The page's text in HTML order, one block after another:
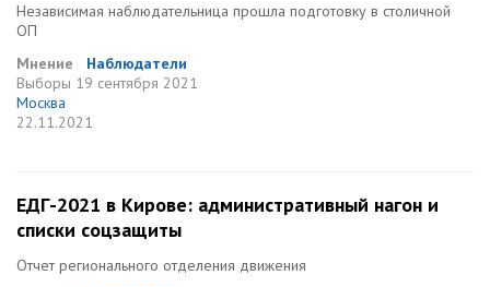
Независимая наблюдательница прошла подготовку в столичной
ОП
Мнение
Наблюдатели
Выборы 19 сентября 2021
Москва
22.11.2021
ЕДГ-2021 в Кирове: административный нагон и
списки соцзащиты
Отчет регионального отделения движения